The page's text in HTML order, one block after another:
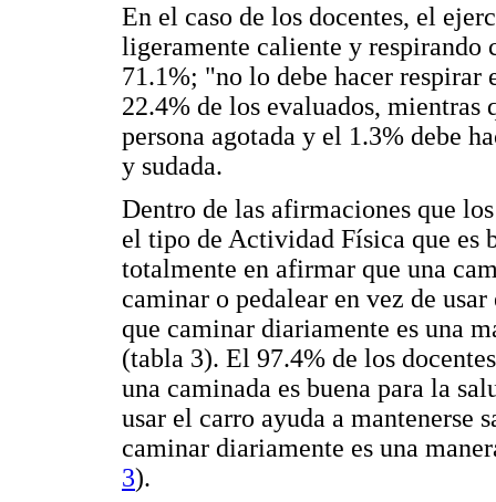
En el caso de los docentes, el
ligeramente caliente y
71.1%; "no lo debe hacer
22.4% de los evaluados,
persona agotada y el 1.3% debe
y sudada.
Dentro de las afirmaciones que
el tipo de Actividad Física que es
totalmente en afirmar que una
caminar o pedalear en vez de
que caminar diariamente es una
(tabla 3). El 97.4% de los
una caminada es buena para la
usar el carro ayuda a mantenerse
caminar diariamente es una
3).